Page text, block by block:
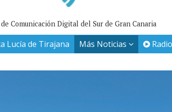
Comunicación Digital del Sur de Gran Canaria
Lucía de Tirajana Más Noticias